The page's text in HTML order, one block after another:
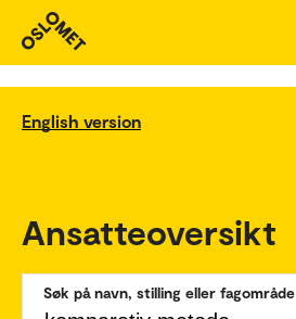
English version
Ansatteoversikt
Søk på navn, stilling eller fagområde